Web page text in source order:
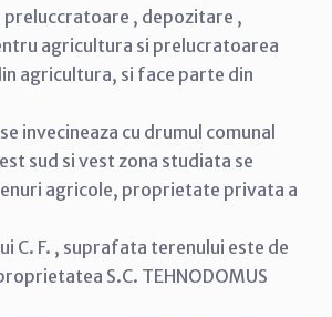
, depozitare ,
agricultura si prelucratoarea
agricultura, si face parte din
invecineaza cu drumul comunal
sud si vest zona studiata se
agricole, proprietate privata a
C. F. , suprafata terenului este de
S.C. TEHNODOMUS